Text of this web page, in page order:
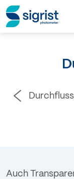
Produkte
EN
Auch